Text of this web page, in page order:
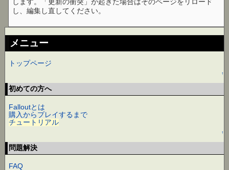
し、編集し直してください。
メニュー
トップページ
↑
初めての方へ
Falloutとは
購入からプレイするまで
チュートリアル
↑
問題解決
FAQ